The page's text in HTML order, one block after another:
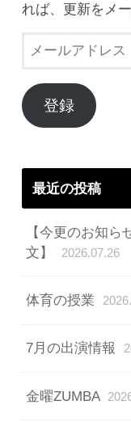
れば、更新をメ
ル
ア
ド
登録
最近の投稿
【今更のお知
文】
2026.07.26
体育の授業
7月の出演情報
金曜ZUMBA